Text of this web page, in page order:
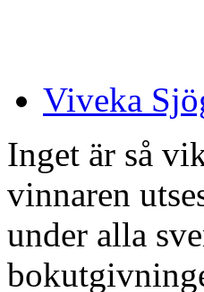
Viveka
Inget är så
vinnaren
under alla